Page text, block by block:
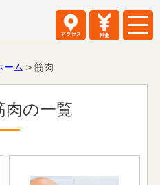
ーム > 筋肉
肉の一覧